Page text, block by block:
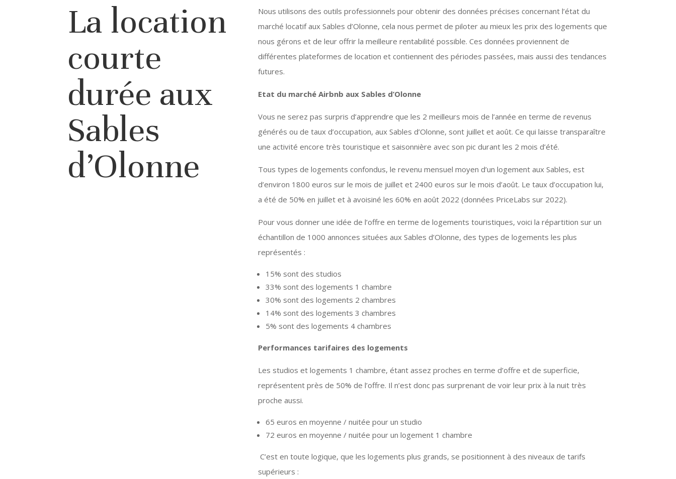
La location
courte
durée aux
Sables
d’Olonne
Nous utilisons des outils professionnels pour obtenir des données précises concernant l’état du
marché locatif aux Sables d’Olonne, cela nous permet de piloter au mieux les prix des logements que
nous gérons et de leur offrir la meilleure rentabilité possible. Ces données proviennent de
différentes plateformes de location et contiennent des périodes passées, mais aussi des tendances
futures.
Etat du marché Airbnb aux Sables d’Olonne
Vous ne serez pas surpris d’apprendre que les 2 meilleurs mois de l’année en terme de revenus
générés ou de taux d’occupation, aux Sables d’Olonne, sont juillet et août. Ce qui laisse transparaître
une activité encore très touristique et saisonnière avec son pic durant les 2 mois d’été.
Tous types de logements confondus, le revenu mensuel moyen d’un logement aux Sables, est
d’environ 1800 euros sur le mois de juillet et 2400 euros sur le mois d’août. Le taux d’occupation lui,
a été de 50% en juillet et à avoisiné les 60% en août 2022 (données PriceLabs sur 2022).
Pour vous donner une idée de l’offre en terme de logements touristiques, voici la répartition sur un
échantillon de 1000 annonces situées aux Sables d’Olonne, des types de logements les plus
représentés :
15% sont des studios
33% sont des logements 1 chambre
30% sont des logements 2 chambres
14% sont des logements 3 chambres
5% sont des logements 4 chambres
Performances tarifaires des logements
Les studios et logements 1 chambre, étant assez proches en terme d’offre et de superficie,
représentent près de 50% de l’offre. Il n’est donc pas surprenant de voir leur prix à la nuit très
proche aussi.
65 euros en moyenne / nuitée pour un studio
72 euros en moyenne / nuitée pour un logement 1 chambre
C’est en toute logique, que les logements plus grands, se positionnent à des niveaux de tarifs
supérieurs :